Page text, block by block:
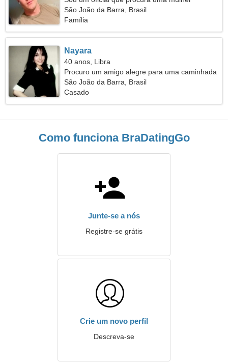
inteligente
São João da Barra, Brasil
Família
Nayara
40 anos, Libra
Procuro um amigo alegre para uma caminhada
São João da Barra, Brasil
Casado
Como funciona BraDatingGo
Junte-se a nós
Registre-se grátis
Crie um novo perfil
Descreva-se